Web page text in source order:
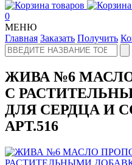
0
МЕНЮ
Главная Заказать Получить
ЖИВА №6
С
ДЛЯ СЕРДЦА И
АРТ.516